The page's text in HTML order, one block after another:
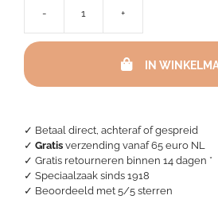
✓ Betaal direct, achteraf of gespreid
✓ Gratis verzending vanaf 65 euro NL
✓ Gratis retourneren binnen 14 dagen *
✓ Speciaalzaak sinds 1918
✓ Beoordeeld met 5/5 sterren
-
Gracia
Met
+
IN